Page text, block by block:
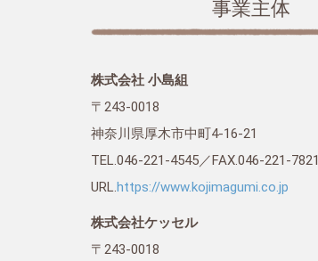
事業主体
株式会社 小島組
〒243-0018
神奈川県厚木市中町4-16-21
TEL.046-221-4545／FAX.046-221-7821
URL.https://www.kojimagumi.co.jp
株式会社ケッセル
〒243-0018